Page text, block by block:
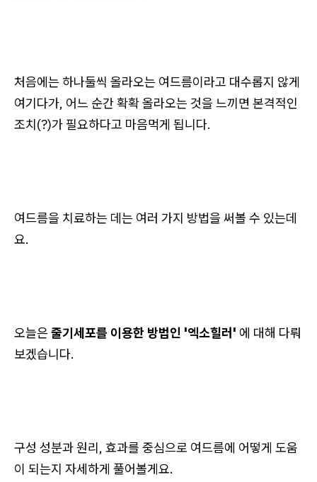
처음에는 하나둘씩 올라오는 여드름이라고 대수롭지 않게
여기다가, 어느 순간 확확 올라오는 것을 느끼면 본격적인
조치(?)가 필요하다고 마음먹게 됩니다.
여드름을 치료하는 데는 여러 가지 방법을 써볼 수 있는데
요.
오늘은 줄기세포를 이용한 방법인 '엑소힐러' 에 대해 다뤄
보겠습니다.
구성 성분과 원리, 효과를 중심으로 여드름에 어떻게 도움
이 되는지 자세하게 풀어볼게요.